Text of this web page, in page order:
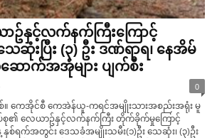
ဥ်နှင့်လက်နက်ကြီးကြောင့်
ေဆုံးပြီး (၃) ဦး ဒဏ်ရာရ၊ နေအိမ်
ောက်အအုံများ ပျက်စီး
0
။ ကေအိုင်စီ ကေအဲန်ယူ-ကရင်အမျိုးသားအစည်းအရုံး မူ
ပ်စု၏ လေယာဥ်နှင့်လက်နက်ကြီး တိုက်ခိုက်မှုကြောင့်
ရက်အတွင်း ဒေသခံအမျိုးသမီး(၁)ဦး သေဆုံး၊ (၃)ဦး